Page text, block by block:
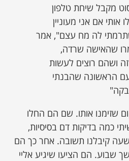
מקבל שיחת טלפון
אם אני מעוניין
לה מח עצם", אמר
שהאישה שרדה,
ושהם רוצים לעשות
הראשונה שהבנתי
שזימנו אותו. שם הם החלו
כמה בדיקות דם בסיסיות,
קיבלנו תשובה. אחר כך הם
שבוע. הם הציעו שיגיע אליי